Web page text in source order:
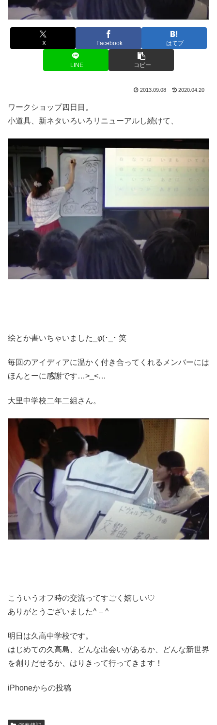
X Facebook はてブ
LINE コピー
2013.09.08 2020.04.20
ワークショップ四日目。
小道具、新ネタいろいろリニューアルし続けて、
絵とか書いちゃいました_φ(･_･ 笑
毎回のアイディアに温かく付き合ってくれるメンバーには
ほんとーに感謝です…>_<…
大里中学校二年二組さん。
こういうオフ時の交流ってすごく嬉しい♡
ありがとうございました^ – ^
明日は久高中学校です。
はじめての久高島、どんな出会いがあるか、どんな新世界
を創りだせるか、はりきって行ってきます！
iPhoneからの投稿